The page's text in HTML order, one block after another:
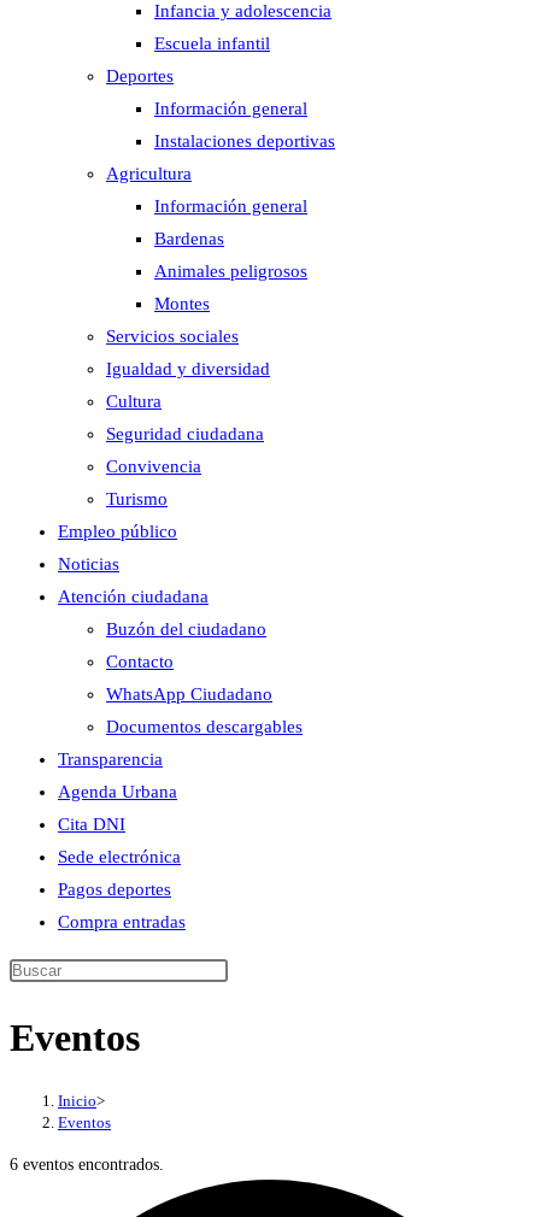
Infancia y adolescencia
Escuela infantil
Deportes
Información general
Instalaciones deportivas
Agricultura
Información general
Bardenas
Animales peligrosos
Montes
Servicios sociales
Igualdad y diversidad
Cultura
Seguridad ciudadana
Convivencia
Turismo
Empleo público
Noticias
Atención ciudadana
Buzón del ciudadano
Contacto
WhatsApp Ciudadano
Documentos descargables
Transparencia
Agenda Urbana
Cita DNI
Sede electrónica
Pagos deportes
Compra entradas
Buscar
esta
Eventos
Inicio>
Eventos
6 eventos encontrados.